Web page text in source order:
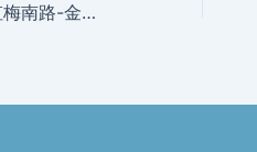
2016年市政工程金奖-虹梅南路-金海路通道工程（金海路段）